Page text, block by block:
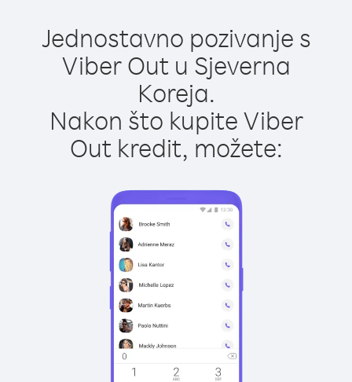
Jednostavno pozivanje s
Viber Out u Sjeverna
Koreja.
Nakon što kupite Viber
Out kredit, možete: